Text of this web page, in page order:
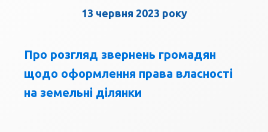
13 червня 2023 року
Про розгляд звернень громадян
щодо оформлення права власності
на земельні ділянки